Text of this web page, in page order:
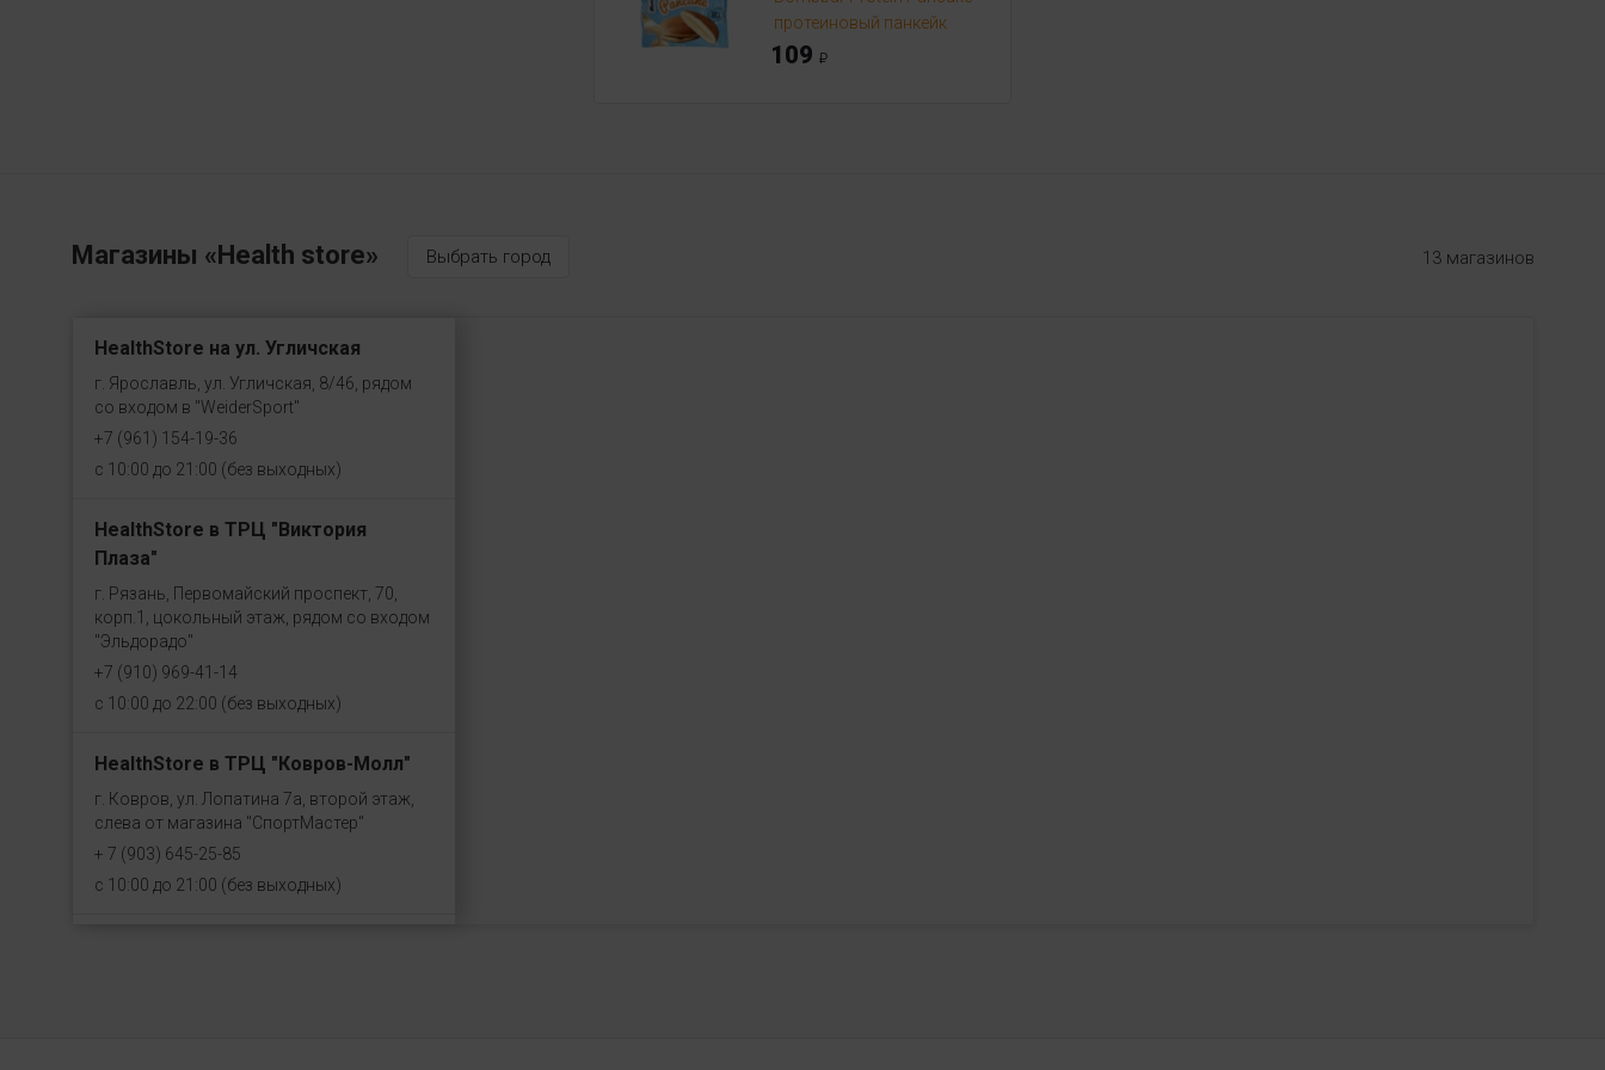
протеиновый панкейк
109
Магазины «Health store» Выбрать город 13 магазинов
HealthStore на ул. Угличская
г. Ярославль, ул. Угличская, 8/46, рядом
со входом в "WeiderSport"
+7 (961) 154-19-36
с 10:00 до 21:00 (без выходных)
HealthStore в ТРЦ "Виктория
Плаза"
г. Рязань, Первомайский проспект, 70,
корп.1, цокольный этаж, рядом со входом
"Эльдорадо"
+7 (910) 969-41-14
с 10:00 до 22:00 (без выходных)
HealthStore в ТРЦ "Ковров-Молл"
г. Ковров, ул. Лопатина 7а, второй этаж,
слева от магазина "СпортМастер"
+ 7 (903) 645-25-85
с 10:00 до 21:00 (без выходных)